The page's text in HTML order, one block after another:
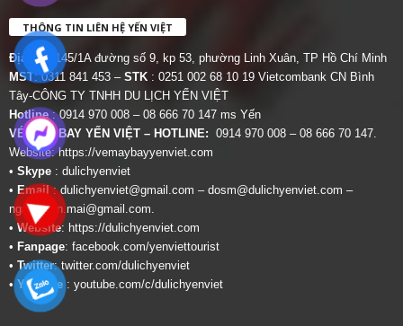
THÔNG TIN LIÊN HỆ YẾN VIỆT
Địa chỉ:
145/1A đường số 9, kp 53, phường Linh Xuân, TP Hồ Chí Minh
MST: 0311 841 453 – STK : 0251 002 68 10 19 Vietcombank CN Bình
Tây-CÔNG TY TNHH DU LỊCH YẾN VIỆT
Hotline: 0914 970 008 – 08 666 70 147 ms Yến
VÉ MÁY BAY YẾN VIỆT – HOTLINE: 0914 970 008 – 08 666 70 147.
Website:https://vemaybayyenviet.com
• Skype : dulichyenviet
• Email:dulichyenviet@gmail.com – dosm@dulichyenviet.com –
ngan.phan.mai@gmail.com.
• Website: https://dulichyenviet.com
• Fanpage: facebook.com/yenviettourist
• Twitter:twitter.com/dulichyenviet
•Youtube: youtube.com/c/dulichyenviet